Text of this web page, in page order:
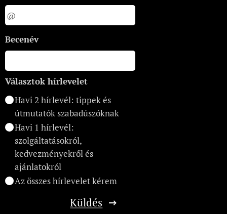
Becenév
Választok hírlevelet
Havi 2 hírlevél: tippek és
útmutatók szabadúszóknak
Havi 1 hírlevél:
szolgáltatásokról,
kedvezményekről és
ajánlatokról
Az összes hírlevelet kérem
Küldés